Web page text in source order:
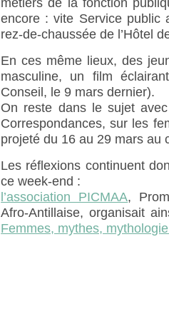
métiers de la fonction
encore : vite Service public
rez-de-chaussée de l’Hôtel
En ces même lieux, des
masculine, un film
Conseil, le 9 mars dernier).
On reste dans le sujet
Correspondances, sur les
projeté du 16 au 29 mars au
Les réflexions continuent
ce week-end :
l’association PICMAA,
Afro-Antillaise, organisait
Femmes, mythes,